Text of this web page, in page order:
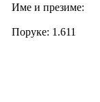
Име и презиме:
Поруке: 1.611